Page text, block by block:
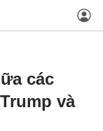
các
và